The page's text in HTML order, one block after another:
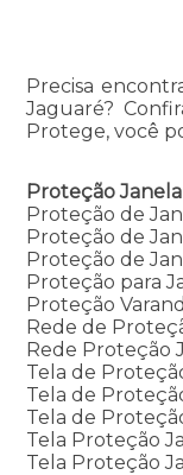
Precisa
Jaguaré?
Protege, você
Proteção
Proteção de
Proteção de
Proteção de
Proteção para
Proteção
Rede de
Rede Proteção
Tela de
Tela de
Tela de
Tela Proteção
Tela Proteção